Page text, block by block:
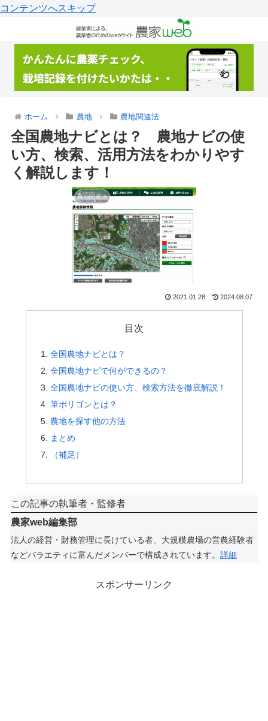
コンテンツへスキップ
ホーム 農地 農地関連法
全国農地ナビとは？ 農地ナビの使
い方、検索、活用方法をわかりやす
く解説します！
農地関連法
2021.01.28 2024.08.07
目次
全国農地ナビとは？
全国農地ナビで何ができるの？
全国農地ナビの使い方、検索方法を徹底解説！
筆ポリゴンとは？
農地を探す他の方法
まとめ
（補足）
この記事の執筆者・監修者
農家web編集部
法人の経営・財務管理に長けている者、大規模農場の営農経験者
などバラエティに富んだメンバーで構成されています。 詳細
スポンサーリンク